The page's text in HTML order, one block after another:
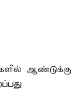
ஆண்டுக்கு